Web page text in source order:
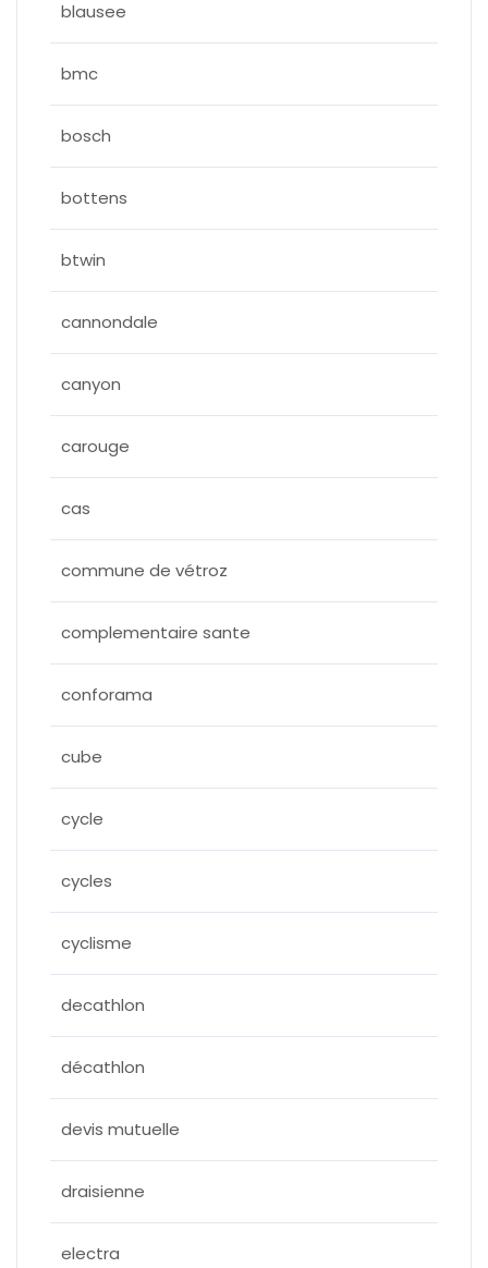
blausee
bmc
bosch
bottens
btwin
cannondale
canyon
carouge
cas
commune de vétroz
complementaire sante
conforama
cube
cycle
cycles
cyclisme
decathlon
décathlon
devis mutuelle
draisienne
electra